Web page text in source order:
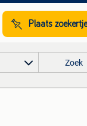
Plaats zoekertje
Zoek